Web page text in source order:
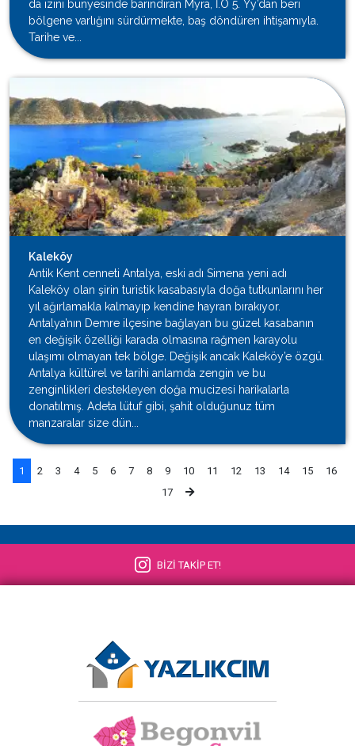
da izini bünyesinde barındıran Myra, İ.Ö 5. Yy’dan beri
bölgene varlığını sürdürmekte, baş döndüren ihtişamıyla.
Tarihe ve...
Kaleköy
Antik Kent cenneti Antalya, eski adı Simena yeni adı
Kaleköy olan şirin turistik kasabasıyla doğa tutkunlarını her
yıl ağırlamakla kalmayıp kendine hayran bırakıyor.
Antalya’nın Demre ilçesine bağlayan bu güzel kasabanın
en değişik özelliği karada olmasına rağmen karayolu
ulaşımı olmayan tek bölge. Değişik ancak Kaleköy’e özgü.
Antalya kültürel ve tarihi anlamda zengin ve bu
zenginlikleri destekleyen doğa mucizesi harikalarla
donatılmış. Adeta lütuf gibi, şahit olduğunuz tüm
manzaralar size dün...
1 2 3 4 5 6 7 8 9 10 11 12 13 14 15
16
17
BİZİ TAKİP ET!